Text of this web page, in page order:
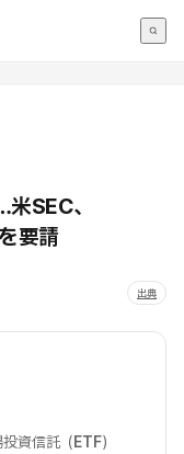
SEC、
要請
出典
資信託（ETF）